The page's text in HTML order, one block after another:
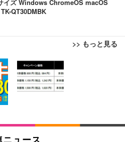
イズ Windows ChromeOS macOS
QT30DMBK
>> もっと見る
向けプレミアムモニター | FlexScan
31.5型4K UHD・USB Type-C・ホワ
けプレミアムモニター | FlexScan
ニッカ Nikka ウィスキー4000ml ブ
リア ウヰスキー 【日本 アサヒ ウィ
お得 4リットル
限定】コロナ・エキストラ Corona
ンバーグ 【誕生日ギフトセット】
ト 高級 ハンバーグ 肉 ギフト 牛肉
内祝 お返し 人気 お取り寄せ グル
産 女性 お父さん お母さん
ンバーグ【オレンジ花束カード】
ニュース